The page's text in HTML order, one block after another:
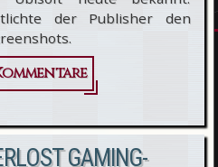
der Publisher den
GAMING-